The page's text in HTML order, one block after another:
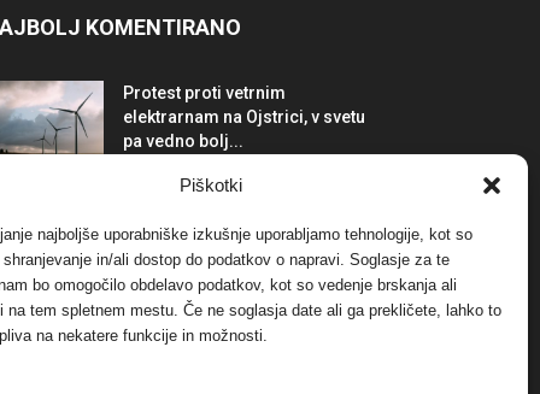
Piškotki
najboljše uporabniške izkušnje uporabljamo tehnologije, kot so
in/ali dostop do podatkov o napravi. Soglasje za te
bo omogočilo obdelavo podatkov, kot so vedenje brskanja ali
na tem spletnem mestu. Če ne soglasja date ali ga prekličete, lahko to
na nekatere funkcije in možnosti.
KOMENTIRANO
Protest proti vetrnim
elektrarnam na Ojstrici, v svetu
pa vedno bolj...
elektrarnam Verbund
Dogodki 29. januarja, 2018
FOTO: Razstava cvetličarskega